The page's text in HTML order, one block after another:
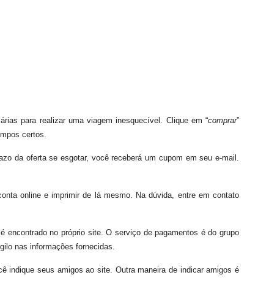
para realizar uma viagem inesquecível. Clique em “comprar”
certos.
da oferta se esgotar, você receberá um cupom em seu e-mail.
online e imprimir de lá mesmo. Na dúvida, entre em contato
encontrado no próprio site. O serviço de pagamentos é do grupo
nas informações fornecidas.
indique seus amigos ao site. Outra maneira de indicar amigos é